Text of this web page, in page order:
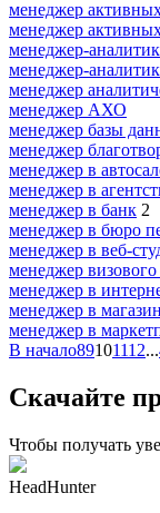
менеджер
менеджер
менеджер-аналитик
менеджер-
менеджер
менеджер АХО
менеджер базы
менеджер
менеджер в
менеджер в
менеджер в банк 2
менеджер в бюро
менеджер в веб-
менеджер визового
менеджер в
менеджер в магазин
менеджер в
В начало89101112...
Скачайте
Чтобы получать
HeadHunter